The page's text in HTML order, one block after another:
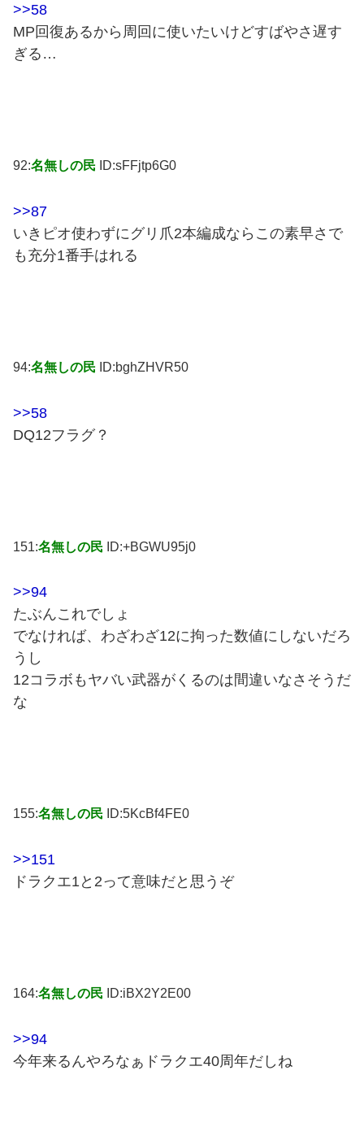
>>58
MP回復あるから周回に使いたいけどすばやさ遅す
ぎる…
92:名無しの民 ID:sFFjtp6G0
>>87
いきピオ使わずにグリ爪2本編成ならこの素早さで
も充分1番手はれる
94:名無しの民 ID:bghZHVR50
>>58
DQ12フラグ？
151:名無しの民 ID:+BGWU95j0
>>94
たぶんこれでしょ
でなければ、わざわざ12に拘った数値にしないだろ
うし
12コラボもヤバい武器がくるのは間違いなさそうだ
な
155:名無しの民 ID:5KcBf4FE0
>>151
ドラクエ1と2って意味だと思うぞ
164:名無しの民 ID:iBX2Y2E00
>>94
今年来るんやろなぁドラクエ40周年だしね